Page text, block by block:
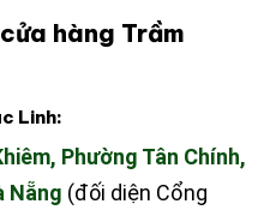
hàng Trầm
Linh:
Phường Tân Chính,
Nẵng (đối diện Cổng